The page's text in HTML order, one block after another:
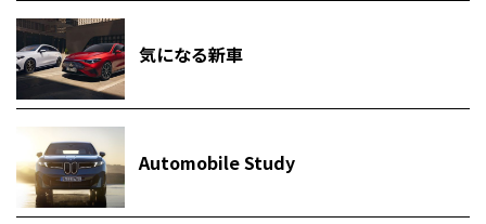
気になる新車
Automobile Study